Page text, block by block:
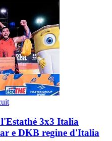
3x3 Italia
e DKB regine d'Italia